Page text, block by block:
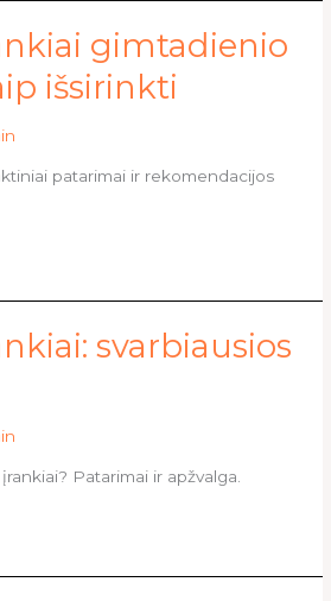
gimtadienio
išsirinkti
patarimai ir rekomendacijos
svarbiausios
Patarimai ir apžvalga.